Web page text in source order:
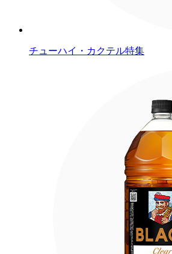
チューハイ・カクテル特集